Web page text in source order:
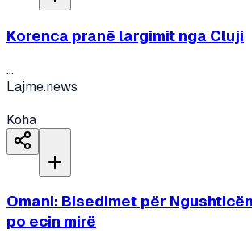
Korenca pranë largimit nga Cluji
...
Lajme.news
Koha
Omani: Bisedimet për
po ecin mirë